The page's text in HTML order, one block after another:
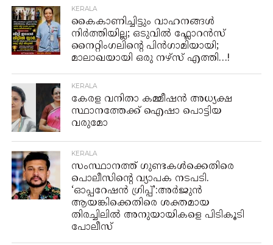
KERALA
കൈകാണിച്ചിട്ടും വാഹനങ്ങൾ
നിർത്തിയില്ല; ഒടുവിൽ ഫ്ലോറൻസ്
നൈറ്റിംഗലിൻ്റെ പിൻഗാമിയായി;
മാലാഖയായി ഒരു നഴ്‌സ് എത്തി…!
KERALA
കേരള വനിതാ കമ്മീഷൻ അധ്യക്ഷ
സ്ഥാനത്തേക്ക് ഐഷാ പൊട്ടിയ
വരുമോ
KERALA
സംസ്ഥാനത്ത് ഗുണ്ടകൾക്കെതിരെ
പൊലീസിന്റെ വ്യാപക നടപടി.
‘ഓപ്പറേഷൻ ഗ്രിപ്പ്’:അർജുൻ
ആയങ്കിക്കെതിരെ ശക്തമായ
തിരച്ചിലിൽ അനുയായികളെ പിടികൂടി
പോലീസ്